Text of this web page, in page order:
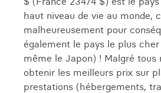
haut niveau de vie au monde,
malheureusement pour
également le pays le plus
même le Japon) ! Malgré tous
obtenir les meilleurs prix sur
prestations (hébergements,